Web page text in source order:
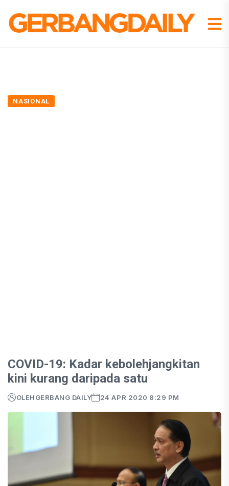
NASIONAL
COVID-19: Kadar kebolehjangkitan
kini kurang daripada satu
OLEHGERBANG DAILY 24 APR 2020 8:29 PM